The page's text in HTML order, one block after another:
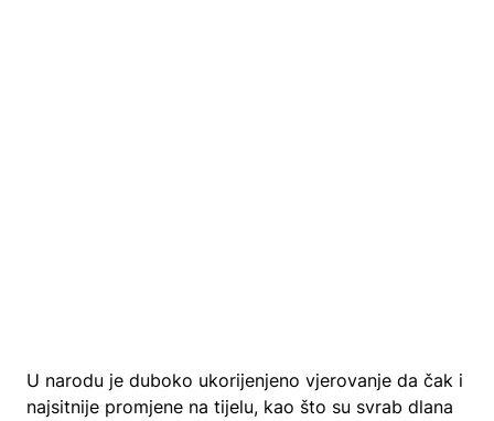
U narodu je duboko ukorijenjeno vjerovanje da čak i
najsitnije promjene na tijelu, kao što su svrab dlana